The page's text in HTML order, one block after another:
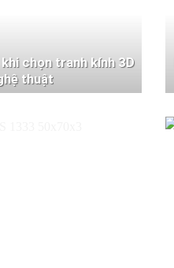
chọn tranh kính 3D
thuật